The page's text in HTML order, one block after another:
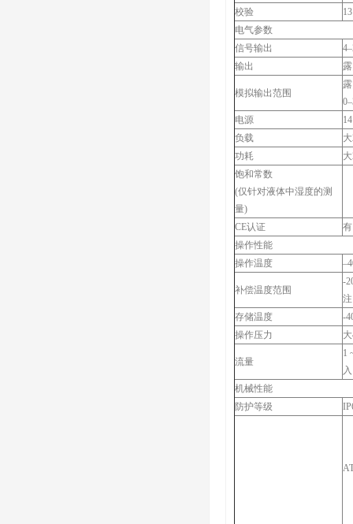
校验
电气参数
信号输出
输出
模拟输出范围
电源
负载
功耗
饱和常数
(仅针对液体中湿度的测
量)
CE认证
有
操作性能
操作温度
补偿温度范围
-
存储温度
-
操作压力
流量
1
入
机械性能
防护等级